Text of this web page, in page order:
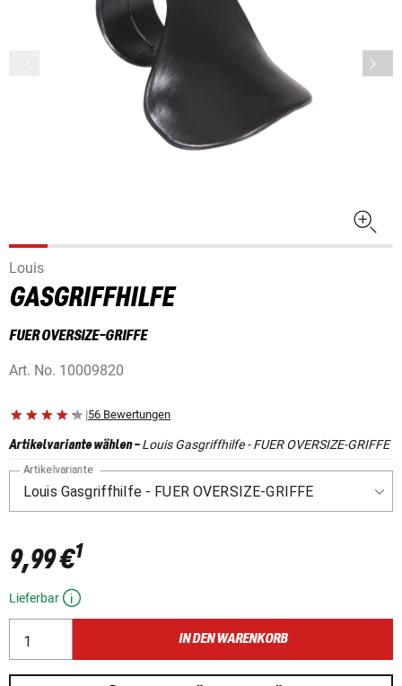
Louis
GASGRIFFHILFE
FUER OVERSIZE-GRIFFE
Art. No. 10009820
|56 Bewertungen
Artikelvariante wählen-Louis Gasgriffhilfe - FUER OVERSIZE-GRIFFE
Artikelvariante
9,99 €1
Lieferbar
IN DEN WARENKORB